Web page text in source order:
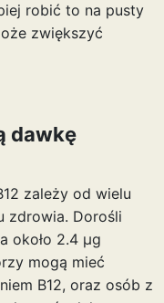
robić to na pusty
zwiększyć
dawkę
zależy od wielu
zdrowia. Dorośli
około 2.4 µg
mogą mieć
B12, oraz osób z